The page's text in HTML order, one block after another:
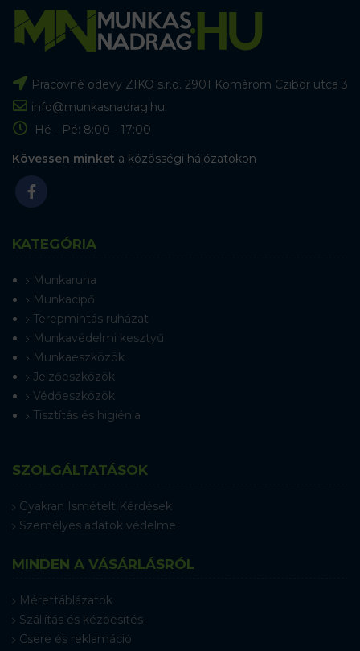
Pracovné odevy ZIKO s.r.o. 2901 Komárom Czibor utca 3
info@munkasnadrag.hu
Hé - Pé: 8:00 - 17:00
Kövessen minket a közösségi hálózatokon
KATEGÓRIA
Munkaruha
Munkacipő
Terepmintás ruházat
Munkavédelmi kesztyű
Munkaeszközök
Jelzőeszközök
Védőeszközök
Tisztítás és higiénia
SZOLGÁLTATÁSOK
Gyakran Ismételt Kérdések
Személyes adatok védelme
MINDEN A VÁSÁRLÁSRÓL
Mérettáblázatok
Szállítás és kézbesítés
Csere és reklamáció